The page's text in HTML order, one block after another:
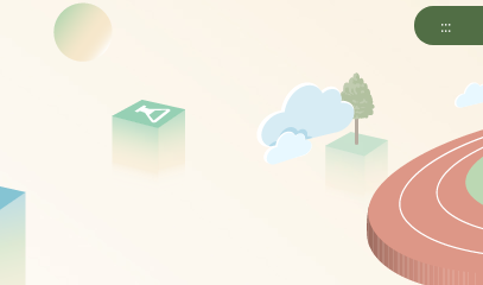
:::